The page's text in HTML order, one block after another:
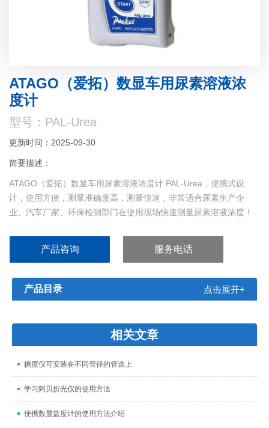
ATAGO（爱拓）数显车用尿素溶液浓
度计
型号：PAL-Urea
更新时间：2025-09-30
简要描述：
ATAGO（爱拓）数显车用尿素溶液浓度计 PAL-Urea，便携式设
计，使用方便，测量准确度高，测量快速，非常适合尿素生产企
业、汽车厂家、环保检测部门在使用现场快速测量尿素溶液浓度！
产品咨询 服务电话
产品目录 点击展开+
相关文章
糖度仪可安装在不同管径的管道上
学习阿贝折光仪的使用方法
便携数显盐度计的使用方法介绍